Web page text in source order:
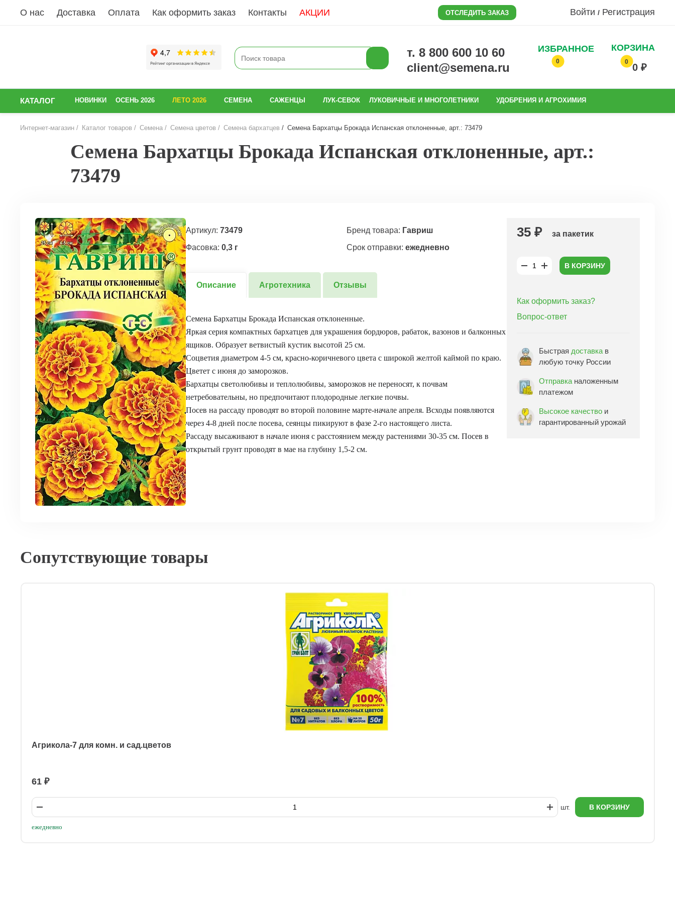
О нас Доставка Оплата Как оформить заказ Контакты АКЦИИ ОТСЛЕДИТЬ ЗАКАЗ Войти / Регистрация
т. 8 800 600 10 60
client@semena.ru
ИЗБРАННОЕ
0
КОРЗИНА
0
0 ₽
КАТАЛОГ НОВИНКИ ОСЕНЬ 2026 ЛЕТО 2026 СЕМЕНА САЖЕНЦЫ ЛУК-СЕВОК ЛУКОВИЧНЫЕ И МНОГОЛЕТНИКИ УДОБРЕНИЯ И АГРОХИМИЯ
Интернет-магазин Каталог товаров Семена Семена цветов Семена бархатцев Семена Бархатцы Брокада Испанская отклоненные, арт.: 73479
Семена Бархатцы Брокада Испанская отклоненные, арт.:
73479
Артикул: 73479 Бренд товара: Гавриш
Фасовка: 0,3 г Срок отправки: ежедневно
Описание Агротехника Отзывы
Семена Бархатцы Брокада Испанская отклоненные.
Яркая серия компактных бархатцев для украшения бордюров, рабаток, вазонов и балконных
ящиков. Образует ветвистый кустик высотой 25 см.
Соцветия диаметром 4-5 см, красно-коричневого цвета с широкой желтой каймой по краю.
Цветет с июня до заморозков.
Бархатцы светолюбивы и теплолюбивы, заморозков не переносят, к почвам
нетребовательны, но предпочитают плодородные легкие почвы.
Посев на рассаду проводят во второй половине марте-начале апреля. Всходы появляются
через 4-8 дней после посева, сеянцы пикируют в фазе 2-го настоящего листа.
Рассаду высаживают в начале июня с расстоянием между растениями 30-35 см. Посев в
открытый грунт проводят в мае на глубину 1,5-2 см.
35 ₽ за пакетик
В КОРЗИНУ
Как оформить заказ?
Вопрос-ответ
Быстрая доставка в
любую точку России
Отправка наложенным
платежом
Высокое качество и
гарантированный урожай
Сопутствующие товары
Агрикола-7 для комн. и сад.цветов
61 ₽
шт. В КОРЗИНУ
ежедневно